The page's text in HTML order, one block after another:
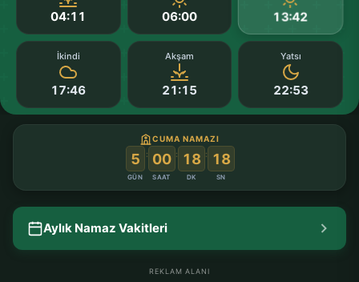
04:11 06:00 13:42
İkindi
17:46
Akşam
21:15
Yatsı
22:53
CUMA NAMAZI
5
GÜN
: 00
SAAT
: 18
DK
: 18
SN
Aylık Namaz Vakitleri
REKLAM ALANI